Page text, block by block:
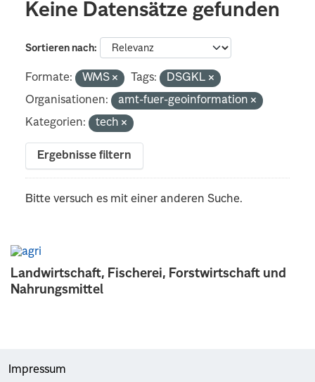
Landwirtschaft, Fischerei, Forstwirtschaft und
Nahrungsmittel
Keine Datensätze gefunden
Sortieren nach
Formate: WMS Tags:
DSGKL
Organisationen:
amt-fuer-geoinformation
Kategorien:
tech
Ergebnisse filtern
Bitte versuch es mit einer anderen Suche.
Impressum